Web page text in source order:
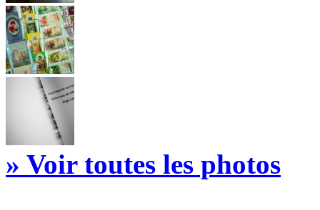
» Voir toutes les photos